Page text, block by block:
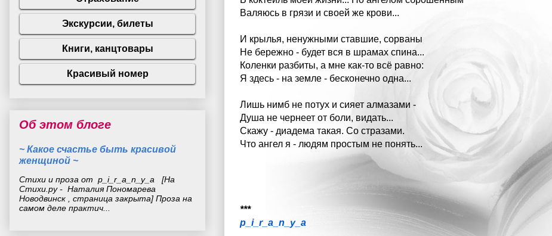
Валяюсь в грязи и своей же крови...
И крылья, ненужными ставшие, сорваны
Не бережно - будет вся в шрамах спина...
Коленки разбиты, а мне как-то всё равно:
Я здесь - на земле - бесконечно одна...
Лишь нимб не потух и сияет алмазами -
Душа не чернеет от боли, видать...
Скажу - диадема такая. Со стразами.
Что ангел я - людям простым не понять...
***
p_i_r_a_n_y_a
Об этом блоге
~ Какое счастье быть красивой
женщиной ~
Стихи и проза от p_i_r_a_n_y_a [На
Стихи.ру - Наталия Пономарева
Новодвинск , страница закрыта] Проза на
самом деле практич...